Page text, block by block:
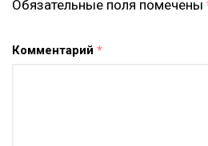
Обязательные поля помечены
Комментарий *